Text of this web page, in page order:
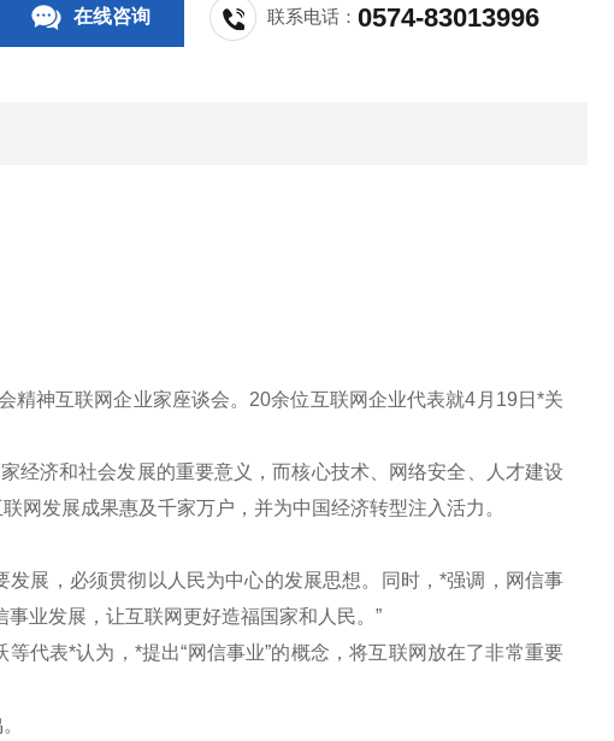
在线咨询 联系电话：0574-83013996
精神互联网企业家座谈会。20余位互联网企业代表就4月19日*关
济和社会发展的重要意义，而核心技术、网络安全、人才建设
网发展成果惠及千家万户，并为中国经济转型注入活力。
展，必须贯彻以人民为中心的发展思想。同时，*强调，网信事
业发展，让互联网更好造福国家和人民。”
表*认为，*提出“网信事业”的概念，将互联网放在了非常重要